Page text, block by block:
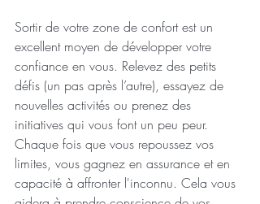
Sortir de votre zone de confort est un
excellent moyen de développer votre
confiance en vous. Relevez des petits
défis (un pas après l’autre), essayez de
nouvelles activités ou prenez des
initiatives qui vous font un peu peur.
Chaque fois que vous repoussez vos
limites, vous gagnez en assurance et en
capacité à affronter l'inconnu. Cela vous